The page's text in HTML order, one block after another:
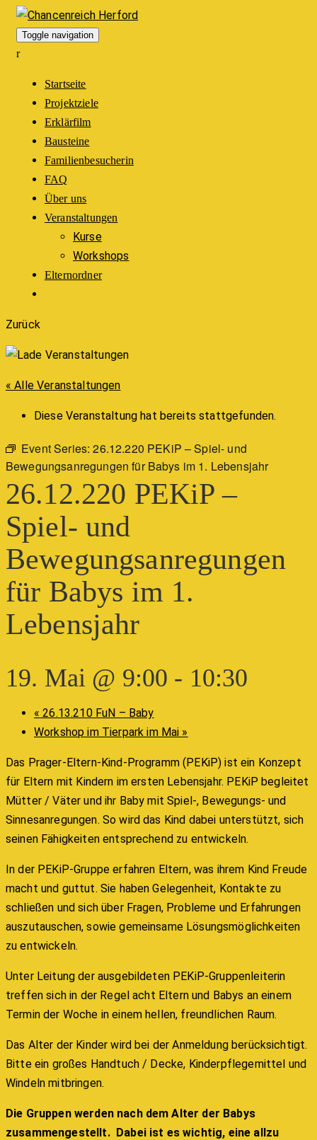
Toggle navigation
Startseite
Projektziele
Erklärfilm
Bausteine
Familienbesucherin
FAQ
Über uns
Veranstaltungen
Kurse
Workshops
Elternordner
Zurück
« Alle Veranstaltungen
Diese Veranstaltung hat bereits stattgefunden.
Event Series:26.12.220 PEKiP – Spiel- und
Bewegungsanregungen für Babys im 1. Lebensjahr
26.12.220 PEKiP –
Spiel- und
Bewegungsanregungen
für Babys im 1.
Lebensjahr
19. Mai @ 9:00 - 10:30
« 26.13.210 FuN – Baby
Workshop im Tierpark im Mai »
Das Prager-Eltern-Kind-Programm (PEKiP) ist ein Konzept
für Eltern mit Kindern im ersten Lebensjahr. PEKiP begleitet
Mütter / Väter und ihr Baby mit Spiel-, Bewegungs- und
Sinnesanregungen. So wird das Kind dabei unterstützt, sich
seinen Fähigkeiten entsprechend zu entwickeln.
In der PEKiP-Gruppe erfahren Eltern, was ihrem Kind Freude
macht und guttut. Sie haben Gelegenheit, Kontakte zu
schließen und sich über Fragen, Probleme und Erfahrungen
auszutauschen, sowie gemeinsame Lösungsmöglichkeiten
zu entwickeln.
Unter Leitung der ausgebildeten PEKiP-Gruppenleiterin
treffen sich in der Regel acht Eltern und Babys an einem
Termin der Woche in einem hellen, freundlichen Raum.
Das Alter der Kinder wird bei der Anmeldung berücksichtigt.
Bitte ein großes Handtuch / Decke, Kinderpflegemittel und
Windeln mitbringen.
Die Gruppen werden nach dem Alter der Babys
zusammengestellt. Dabei ist es wichtig, eine allzu